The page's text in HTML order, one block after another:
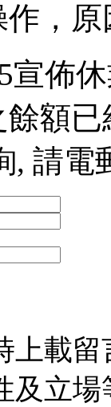
，
宣佈
額
請電
上載
及立